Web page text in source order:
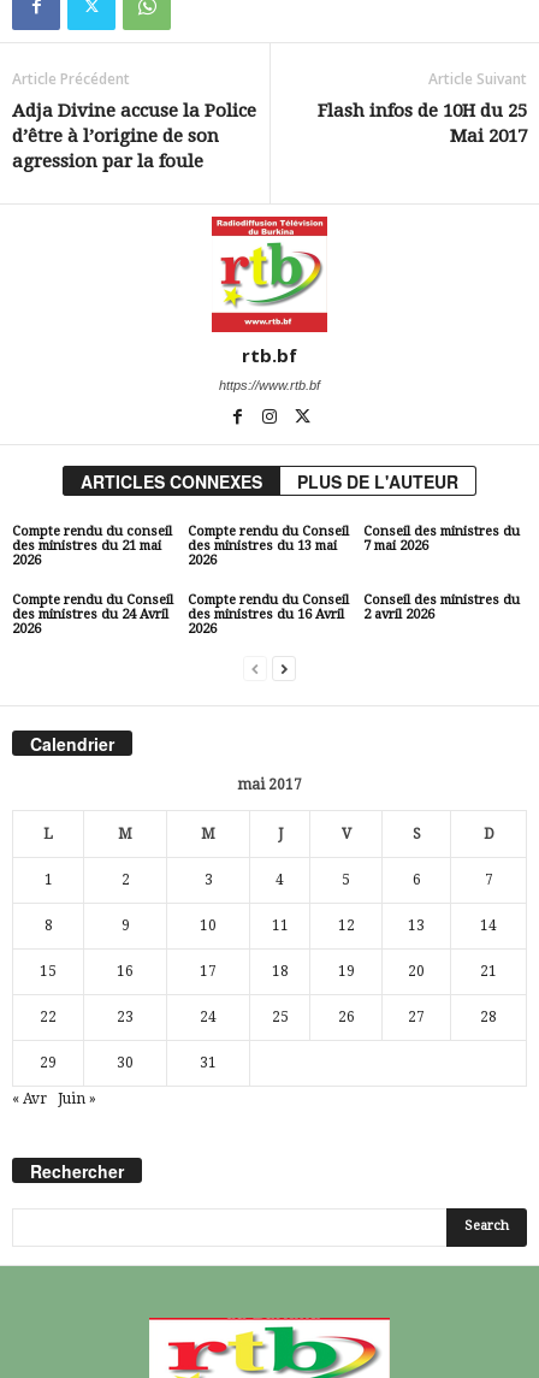
Article Précédent
Adja Divine accuse la Police
d’être à l’origine de son
agression par la foule
Article Suivant
Flash infos de 10H du 25
Mai 2017
rtb.bf
https://www.rtb.bf
ARTICLES CONNEXES PLUS DE L'AUTEUR
Compte rendu du conseil
des ministres du 21 mai
2026
Compte rendu du Conseil
des ministres du 13 mai
2026
Conseil des ministres du
7 mai 2026
Compte rendu du Conseil
des ministres du 24 Avril
2026
Compte rendu du Conseil
des ministres du 16 Avril
2026
Conseil des ministres du
2 avril 2026
Calendrier
mai 2017
L M M J V S D
1 2 3 4 5 6 7
8 9 10 11 12 13 14
15 16 17 18 19 20 21
22 23 24 25 26 27 28
29 30 31
« Avr Juin »
Rechercher